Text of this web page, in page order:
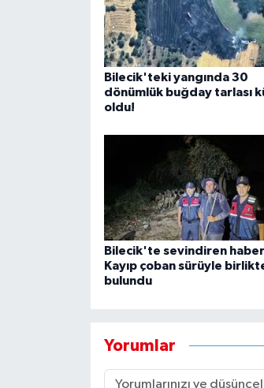
Bilecik'teki yangında 30
dönümlük buğday tarlası
oldu!
Bilecik'te sevindiren
Kayıp çoban sürüyle
bulundu
Yorumlar